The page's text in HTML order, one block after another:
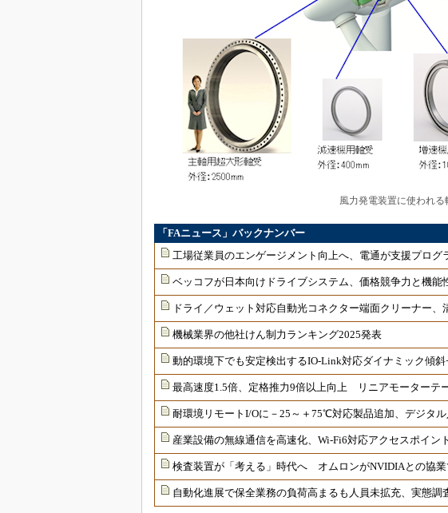
風力発電装置に使われる
「FAニュース」バックナンバー
工場従業員のエンゲージメント向上へ、電通が支援プログ
ベッコフが日本向けドライブシステム、価格競争力と機能
ドライ／ウェット対応自動光コネクター端面クリーナー、
機械業界の他社けん制力ランキング2025発表
動的環境下でも安定検出するIO-Link対応ダイナミック傾斜
最高速度1.5倍、定格推力9倍以上向上 リニアモーターテ
耐環境リモートI/Oに－25～＋75℃対応製品追加、デジタ
産業設備の無線通信を高速化、Wi-Fi6対応アクセスポイン
検査装置が「考える」時代へ オムロンがNVIDIAとの協
自動化進展で保全業務の負荷高まるも人員未拡充、実態調